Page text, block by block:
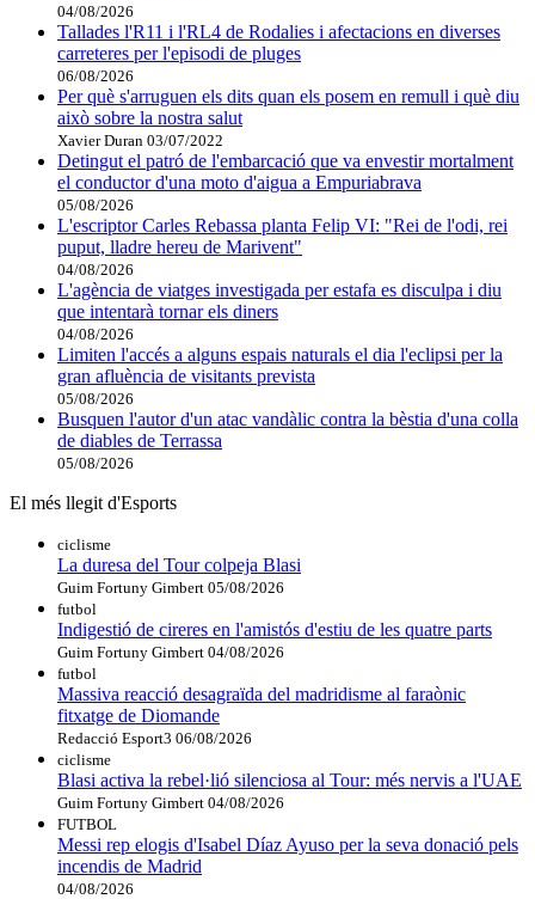
04/08/2026
Tallades l'R11 i l'RL4 de Rodalies i afectacions en diverses
carreteres per l'episodi de pluges
06/08/2026
Per què s'arruguen els dits quan els posem en remull i què diu
això sobre la nostra salut
Xavier Duran 03/07/2022
Detingut el patró de l'embarcació que va envestir mortalment
el conductor d'una moto d'aigua a Empuriabrava
05/08/2026
L'escriptor Carles Rebassa planta Felip VI: "Rei de l'odi, rei
puput, lladre hereu de Marivent"
04/08/2026
L'agència de viatges investigada per estafa es disculpa i diu
que intentarà tornar els diners
04/08/2026
Limiten l'accés a alguns espais naturals el dia l'eclipsi per la
gran afluència de visitants prevista
05/08/2026
Busquen l'autor d'un atac vandàlic contra la bèstia d'una colla
de diables de Terrassa
05/08/2026
El més llegit d'Esports
ciclisme
La duresa del Tour colpeja Blasi
Guim Fortuny Gimbert 05/08/2026
futbol
Indigestió de cireres en l'amistós d'estiu de les quatre parts
Guim Fortuny Gimbert 04/08/2026
futbol
Massiva reacció desagraïda del madridisme al faraònic
fitxatge de Diomande
Redacció Esport3 06/08/2026
ciclisme
Blasi activa la rebel·lió silenciosa al Tour: més nervis a l'UAE
Guim Fortuny Gimbert 04/08/2026
FUTBOL
Messi rep elogis d'Isabel Díaz Ayuso per la seva donació pels
incendis de Madrid
04/08/2026